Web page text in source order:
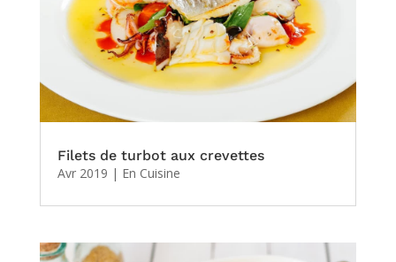
Filets de turbot aux crevettes
Avr 2019 | En Cuisine